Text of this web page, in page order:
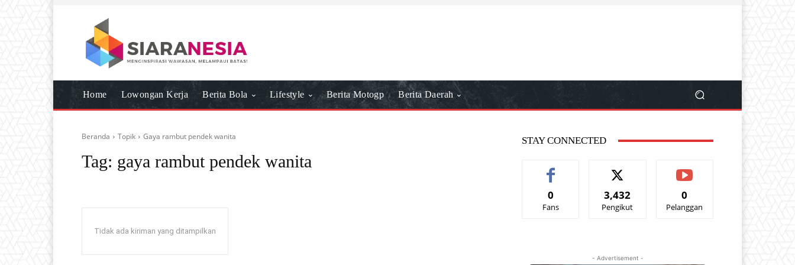
Home Lowongan Kerja Berita Bola Lifestyle Berita Motogp Berita Daerah
Beranda Topik Gaya rambut pendek wanita
Tag: gaya rambut pendek wanita
Tidak ada kiriman yang ditampilkan
STAY CONNECTED
0
Fans
3,432
Pengikut
0
Pelanggan
- Advertisement -